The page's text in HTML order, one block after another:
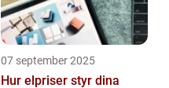
07 september 2025
Hur elpriser styr dina